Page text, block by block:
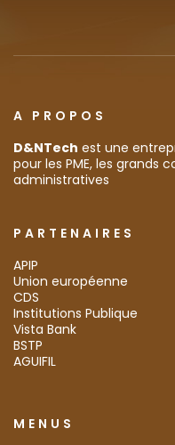
A PROPOS
D&NTech est une
pour les PME, les grands
administratives
PARTENAIRES
APIP
Union européenne
CDS
Institutions Publique
Vista Bank
BSTP
AGUIFIL
MENUS